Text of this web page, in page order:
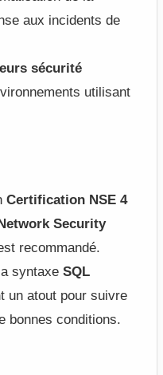
aux incidents de
sécurité
utilisant
Certification NSE 4
Security
recommandé.
syntaxe SQL
un atout pour suivre
bonnes conditions.